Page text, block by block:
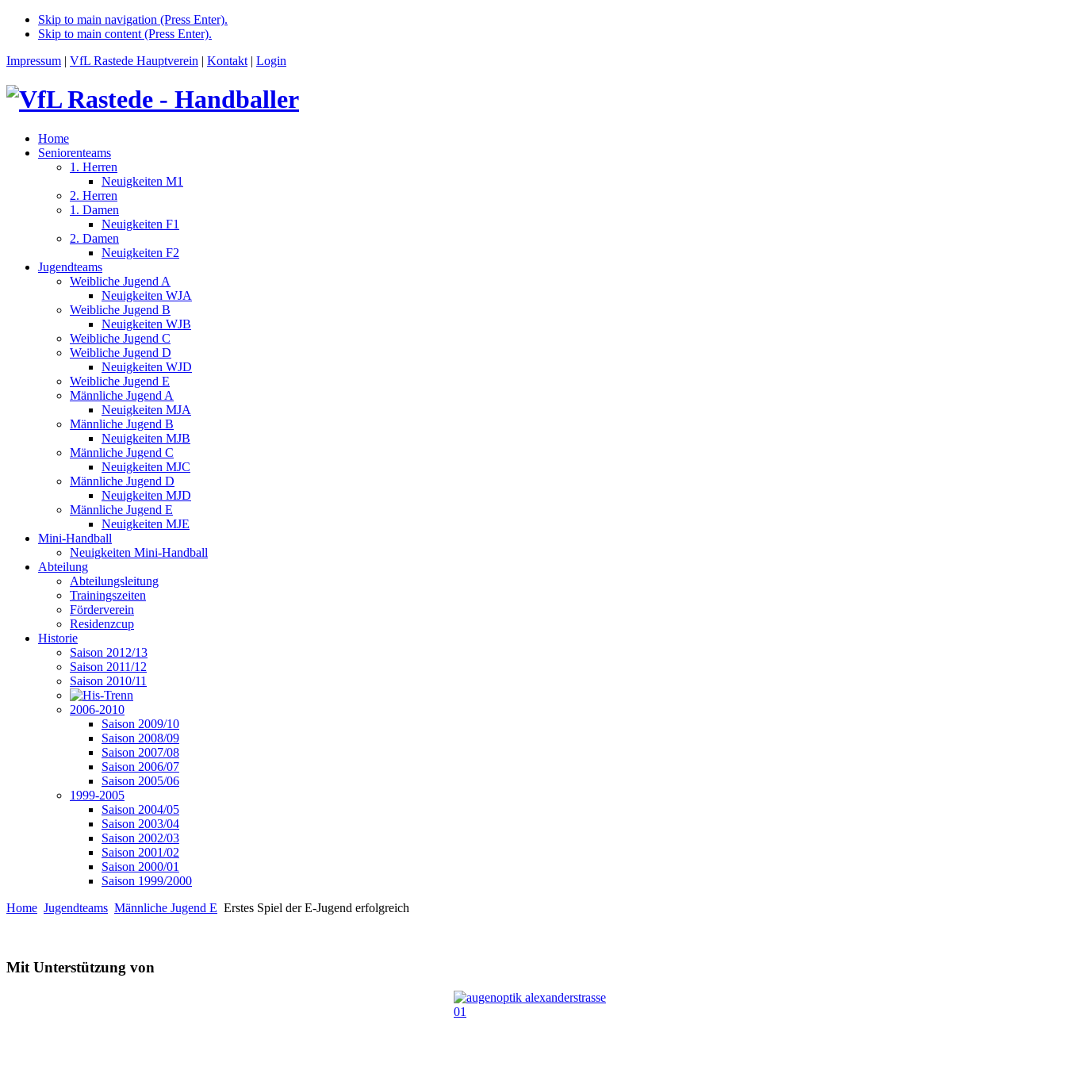
Skip to main navigation (Press Enter).
Skip to main content (Press Enter).
Impressum | VfL Rastede Hauptverein | Kontakt | Login
Home
Seniorenteams
1. Herren
Neuigkeiten M1
2. Herren
1. Damen
Neuigkeiten F1
2. Damen
Neuigkeiten F2
Jugendteams
Weibliche Jugend A
Neuigkeiten WJA
Weibliche Jugend B
Neuigkeiten WJB
Weibliche Jugend C
Weibliche Jugend D
Neuigkeiten WJD
Weibliche Jugend E
Männliche Jugend A
Neuigkeiten MJA
Männliche Jugend B
Neuigkeiten MJB
Männliche Jugend C
Neuigkeiten MJC
Männliche Jugend D
Neuigkeiten MJD
Männliche Jugend E
Neuigkeiten MJE
Mini-Handball
Neuigkeiten Mini-Handball
Abteilung
Abteilungsleitung
Trainingszeiten
Förderverein
Residenzcup
Historie
Saison 2012/13
Saison 2011/12
Saison 2010/11
2006-2010
Saison 2009/10
Saison 2008/09
Saison 2007/08
Saison 2006/07
Saison 2005/06
1999-2005
Saison 2004/05
Saison 2003/04
Saison 2002/03
Saison 2001/02
Saison 2000/01
Saison 1999/2000
Home Jugendteams Männliche Jugend E Erstes Spiel der E-Jugend erfolgreich
Mit Unterstützung von